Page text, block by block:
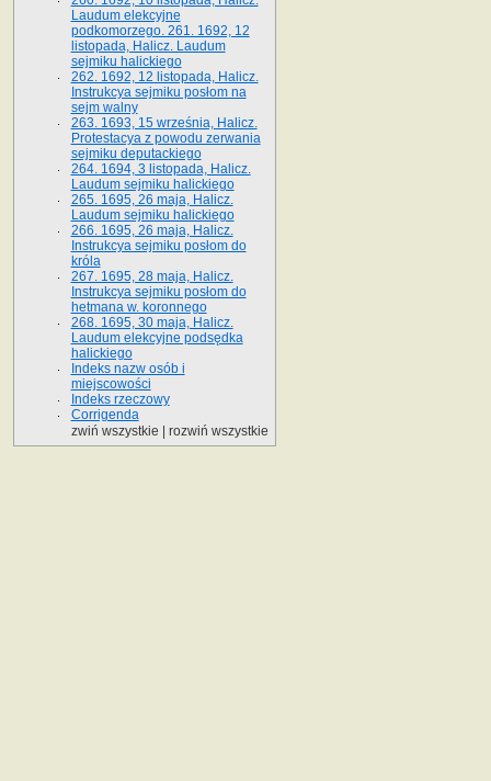
Laudum elekcyjne
podkomorzego. 261. 1692, 12
listopada, Halicz. Laudum
sejmiku halickiego
262. 1692, 12 listopada, Halicz.
Instrukcya sejmiku posłom na
sejm walny
263. 1693, 15 września, Halicz.
Protestacya z powodu zerwania
sejmiku deputackiego
264. 1694, 3 listopada, Halicz.
Laudum sejmiku halickiego
265. 1695, 26 maja, Halicz.
Laudum sejmiku halickiego
266. 1695, 26 maja, Halicz.
Instrukcya sejmiku posłom do
króla
267. 1695, 28 maja, Halicz.
Instrukcya sejmiku posłom do
hetmana w. koronnego
268. 1695, 30 maja, Halicz.
Laudum elekcyjne podsędka
halickiego
Indeks nazw osób i
miejscowości
Indeks rzeczowy
Corrigenda
zwiń wszystkie
rozwiń wszystkie